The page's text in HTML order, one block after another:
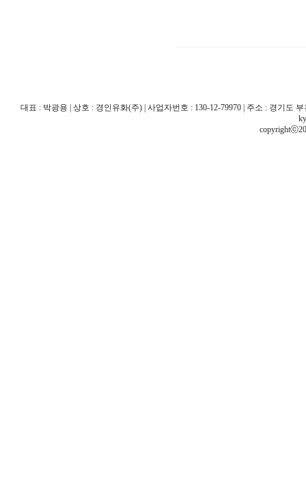
대표 : 박광용 | 상호 : 경인유화(주) | 사업자번호 : 130-12-79970 | 주소 : 경기도